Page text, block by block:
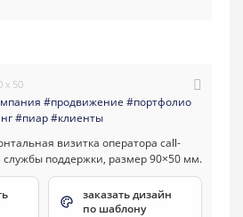
x 50
#продвижение #портфолио
#пиар#клиенты
заказать дизайн
по шаблону